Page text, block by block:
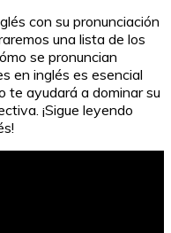
con su pronunciación
una lista de los
se pronuncian
en inglés es esencial
te ayudará a dominar su
¡Sigue leyendo